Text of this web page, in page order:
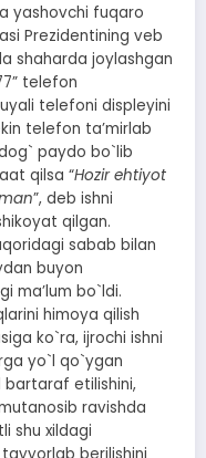
yashovchi fuqaro
Prezidentining veb
shaharda joylashgan
telefon
telefoni displeyini
telefon taʼmirlab
paydo bo`lib
qilsa “Hozir ehtiyot
”, deb ishni
qilgan.
sabab bilan
buyon
maʼlum bo`ldi.
himoya qilish
ko`ra, ijrochi ishni
yo`l qo`ygan
bartaraf etilishini,
ravishda
shu xildagi